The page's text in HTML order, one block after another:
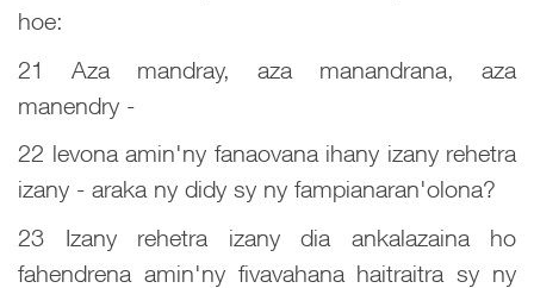
hoe:
21 Aza mandray, aza manandrana, aza
manendry -
22 levona amin'ny fanaovana ihany izany rehetra
izany - araka ny didy sy ny fampianaran'olona?
23 Izany rehetra izany dia ankalazaina ho
fahendrena amin'ny fivavahana haitraitra sy ny